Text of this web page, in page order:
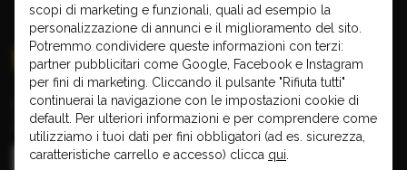
Copyright © 2026 VISA CAR
Partita IVA: 00970910196
scopi di marketing e funzionali, quali ad esempio la
personalizzazione di annunci e il miglioramento del sito.
Potremmo condividere queste informazioni con terzi:
partner pubblicitari come Google, Facebook e Instagram
per fini di marketing. Cliccando il pulsante "Rifiuta tutti"
continuerai la navigazione con le impostazioni cookie di
default. Per ulteriori informazioni e per comprendere come
utilizziamo i tuoi dati per fini obbligatori (ad es. sicurezza,
caratteristiche carrello e accesso) clicca qui